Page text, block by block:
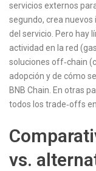
servicios externos
segundo, crea
del servicio. Pero hay
actividad en la red
soluciones off‑chain
adopción y de cómo
BNB Chain. En otras
todos los trade‑offs
vs.